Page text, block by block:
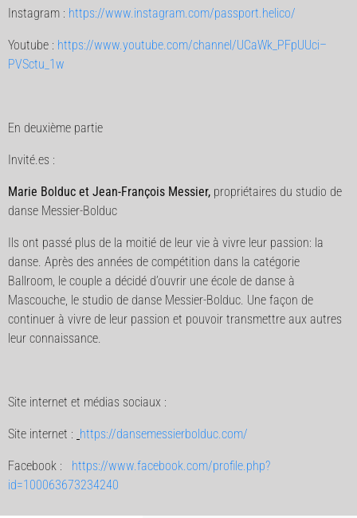
Instagram : https://www.instagram.com/passport.helico/
Youtube : https://www.youtube.com/channel/UCaWk_PFpUUci–
PVSctu_1w
En deuxième partie
Invité.es :
Marie Bolduc et Jean-François Messier, propriétaires du studio de
danse Messier-Bolduc
Ils ont passé plus de la moitié de leur vie à vivre leur passion: la
danse. Après des années de compétition dans la catégorie
Ballroom, le couple a décidé d’ouvrir une école de danse à
Mascouche, le studio de danse Messier-Bolduc. Une façon de
continuer à vivre de leur passion et pouvoir transmettre aux autres
leur connaissance.
Site internet et médias sociaux :
Site internet : https://dansemessierbolduc.com/
Facebook : https://www.facebook.com/profile.php?
id=100063673234240